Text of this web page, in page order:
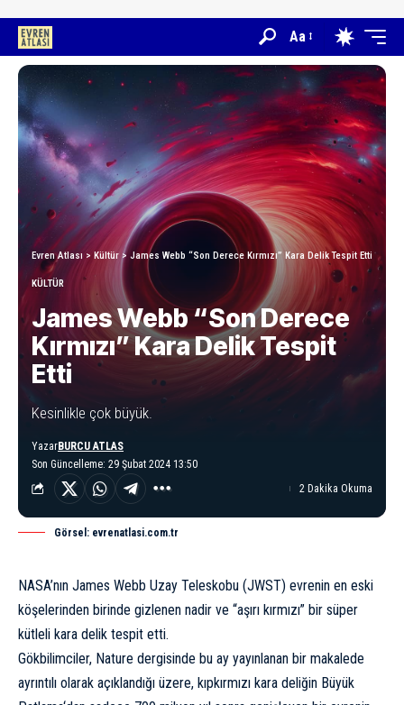
Aa
Evren Atlası > Kültür > James Webb “Son Derece Kırmızı” Kara Delik Tespit Etti
KÜLTÜR
James Webb “Son Derece
Kırmızı” Kara Delik Tespit
Etti
Kesinlikle çok büyük.
Son Güncelleme: 29 Şubat 2024 13:50
YazarBURCU ATLAS
2 Dakika Okuma
Görsel: evrenatlasi.com.tr
NASA’nın James Webb Uzay Teleskobu (JWST) evrenin en eski
köşelerinden birinde gizlenen nadir ve “aşırı kırmızı” bir süper
kütleli kara delik tespit etti.
Gökbilimciler, Nature dergisinde bu ay yayınlanan bir makalede
ayrıntılı olarak açıklandığı üzere, kıpkırmızı kara deliğin Büyük